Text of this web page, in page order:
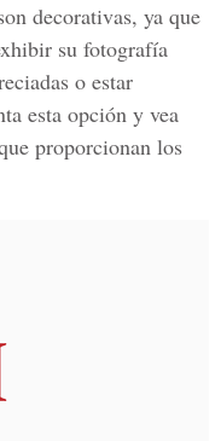
decorativas, ya que
su fotografía
o estar
esta opción y vea
proporcionan los